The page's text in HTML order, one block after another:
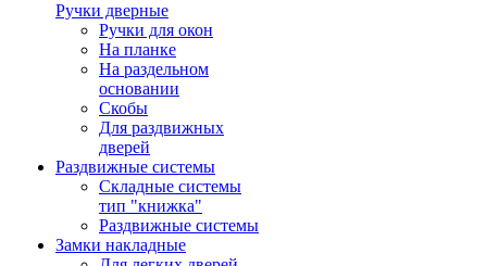
Ручки дверные
Ручки для окон
На планке
На раздельном
основании
Скобы
Для раздвижных
дверей
Раздвижные системы
Складные системы
тип "книжка"
Раздвижные системы
Замки накладные